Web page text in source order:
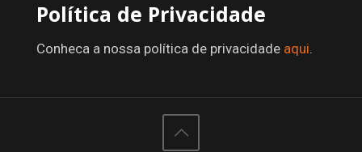
Política de Privacidade
Conheca a nossa política de privacidade aqui.